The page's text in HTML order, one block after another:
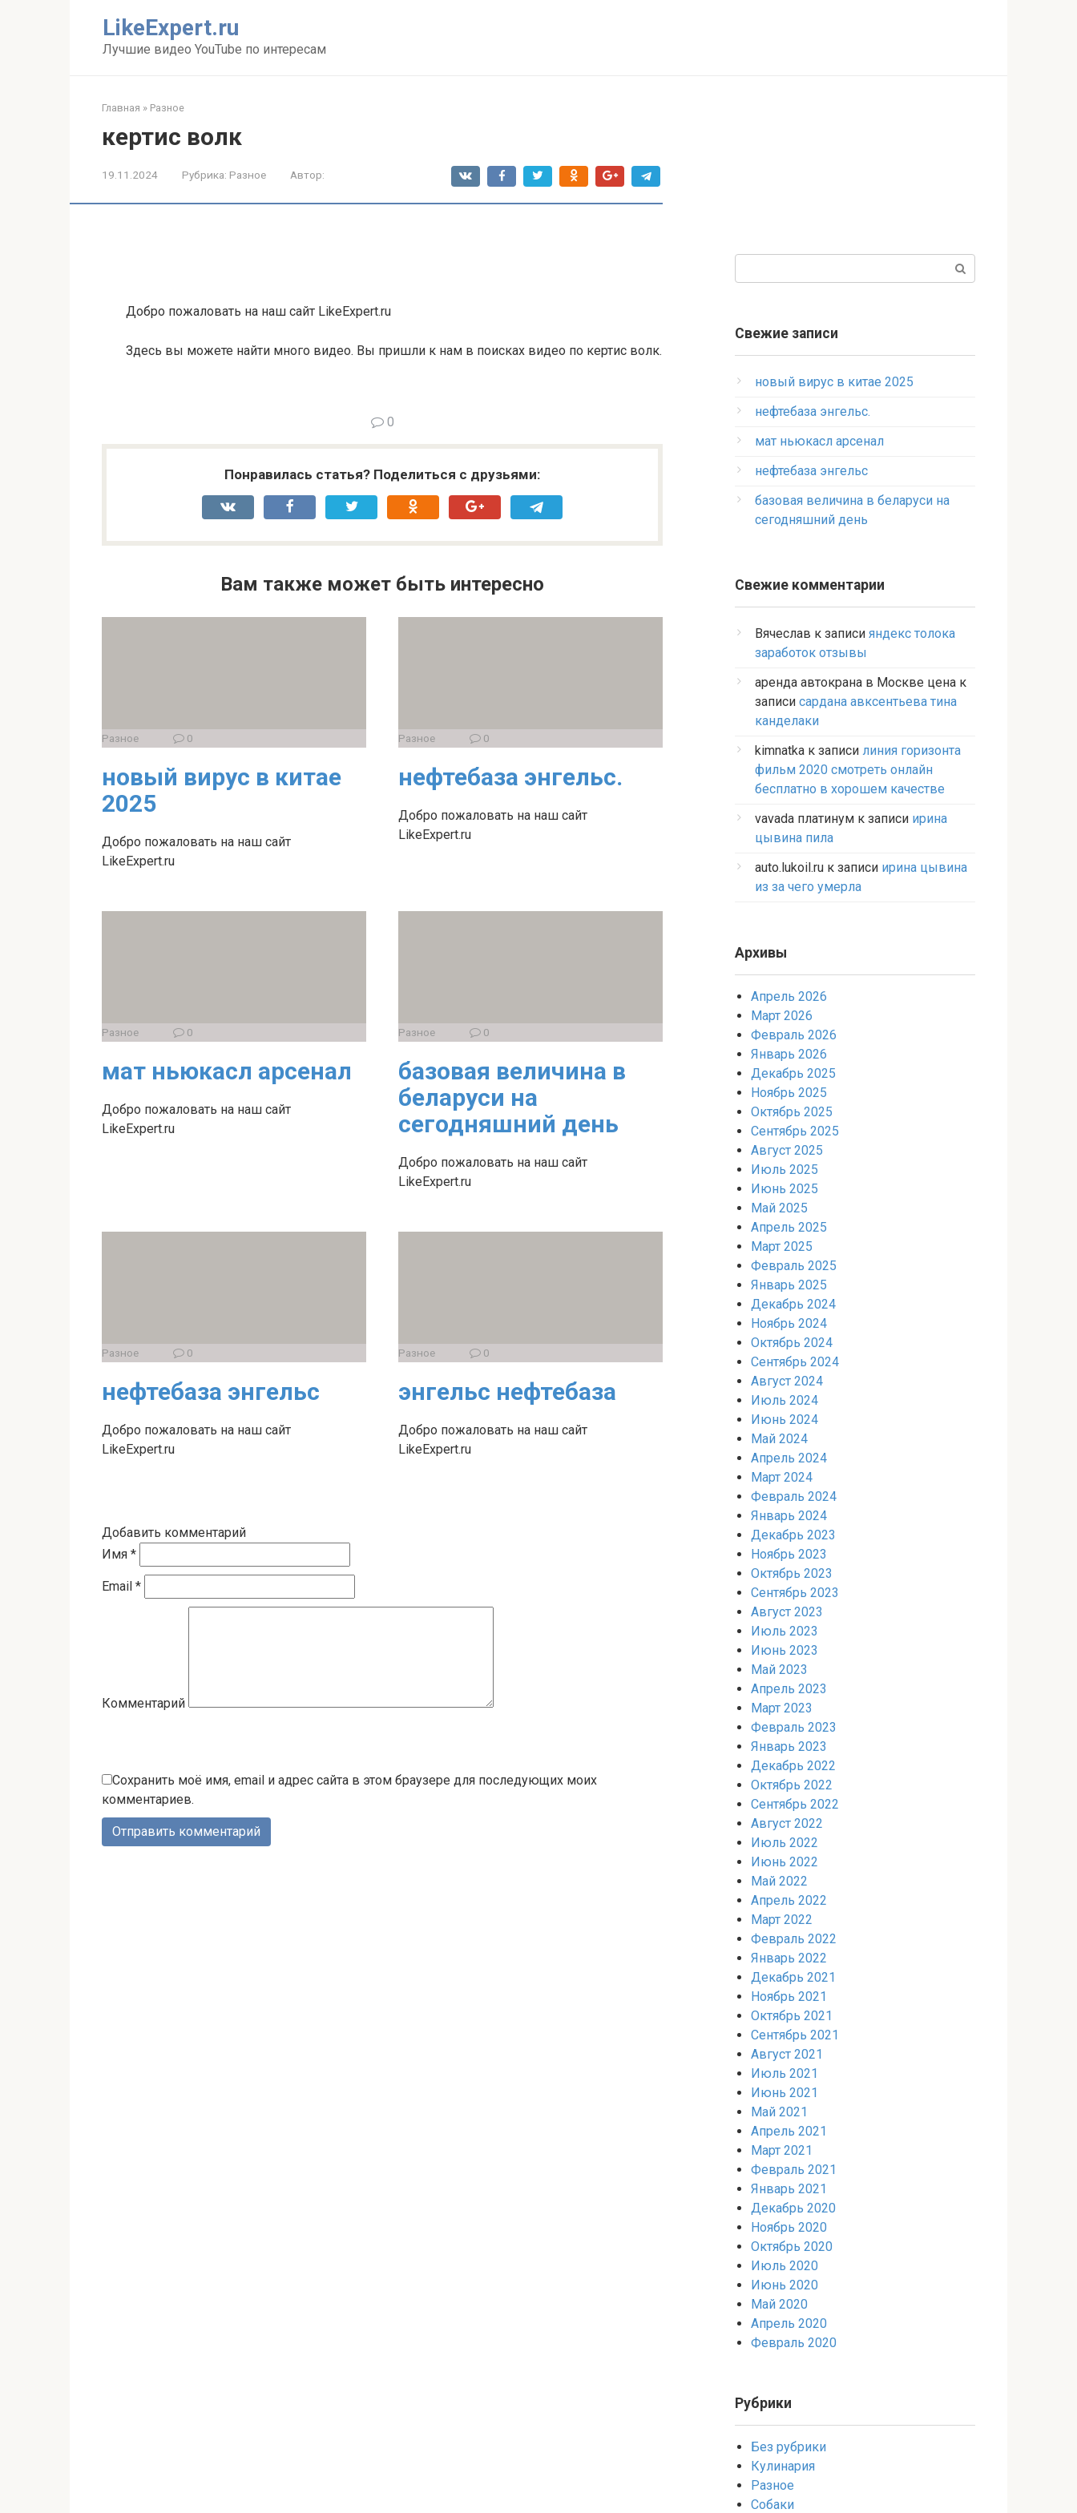
LikeExpert.ru
Лучшие видео YouTube по интересам
Главная » Разное
кертис волк
19.11.2024 Рубрика: Разное Автор:
Добро пожаловать на наш сайт LikeExpert.ru
Здесь вы можете найти много видео. Вы пришли к нам в поисках видео по кертис волк.
0
Понравилась статья? Поделиться с друзьями:
Вам также может быть интересно
Разное 0
новый вирус в китае
2025
Добро пожаловать на наш сайт
LikeExpert.ru
Разное 0
нефтебаза энгельс.
Добро пожаловать на наш сайт
LikeExpert.ru
Разное 0
мат ньюкасл арсенал
Добро пожаловать на наш сайт
LikeExpert.ru
Разное 0
базовая величина в
беларуси на
сегодняшний день
Добро пожаловать на наш сайт
LikeExpert.ru
Разное 0
нефтебаза энгельс
Добро пожаловать на наш сайт
LikeExpert.ru
Разное 0
энгельс нефтебаза
Добро пожаловать на наш сайт
LikeExpert.ru
Добавить комментарий
Имя *
Email *
Комментарий
Сохранить моё имя, email и адрес сайта в этом браузере для последующих моих
комментариев.
Свежие записи
новый вирус в китае 2025
нефтебаза энгельс.
мат ньюкасл арсенал
нефтебаза энгельс
базовая величина в беларуси на
сегодняшний день
Свежие комментарии
Вячеслав к записи яндекс толока
заработок отзывы
аренда автокрана в Москве цена к
записи сардана авксентьева тина
канделаки
kimnatka к записи линия горизонта
фильм 2020 смотреть онлайн
бесплатно в хорошем качестве
vavada платинум к записи ирина
цывина пила
auto.lukoil.ru к записи ирина цывина
из за чего умерла
Архивы
Апрель 2026
Март 2026
Февраль 2026
Январь 2026
Декабрь 2025
Ноябрь 2025
Октябрь 2025
Сентябрь 2025
Август 2025
Июль 2025
Июнь 2025
Май 2025
Апрель 2025
Март 2025
Февраль 2025
Январь 2025
Декабрь 2024
Ноябрь 2024
Октябрь 2024
Сентябрь 2024
Август 2024
Июль 2024
Июнь 2024
Май 2024
Апрель 2024
Март 2024
Февраль 2024
Январь 2024
Декабрь 2023
Ноябрь 2023
Октябрь 2023
Сентябрь 2023
Август 2023
Июль 2023
Июнь 2023
Май 2023
Апрель 2023
Март 2023
Февраль 2023
Январь 2023
Декабрь 2022
Октябрь 2022
Сентябрь 2022
Август 2022
Июль 2022
Июнь 2022
Май 2022
Апрель 2022
Март 2022
Февраль 2022
Январь 2022
Декабрь 2021
Ноябрь 2021
Октябрь 2021
Сентябрь 2021
Август 2021
Июль 2021
Июнь 2021
Май 2021
Апрель 2021
Март 2021
Февраль 2021
Январь 2021
Декабрь 2020
Ноябрь 2020
Октябрь 2020
Июль 2020
Июнь 2020
Май 2020
Апрель 2020
Февраль 2020
Рубрики
Без рубрики
Кулинария
Разное
Собаки